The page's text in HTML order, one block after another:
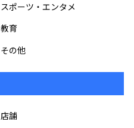
スポーツ・エンタメ
教育
その他
店舗